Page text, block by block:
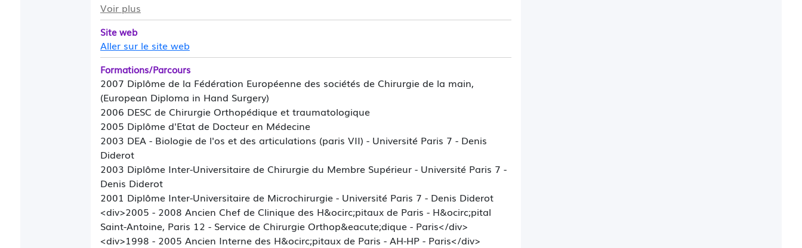
Prise des RDV téléphonique : 01.46.74.37.10 Secrétariat : 01.46.74.41.45
Voir plus
Site web
Aller sur le site web
Formations/Parcours
2007 Diplôme de la Fédération Européenne des sociétés de Chirurgie de la main,
(European Diploma in Hand Surgery)
2006 DESC de Chirurgie Orthopédique et traumatologique
2005 Diplôme d'Etat de Docteur en Médecine
2003 DEA - Biologie de l'os et des articulations (paris VII) - Université Paris 7 - Denis
Diderot
2003 Diplôme Inter-Universitaire de Chirurgie du Membre Supérieur - Université Paris 7 -
Denis Diderot
2001 Diplôme Inter-Universitaire de Microchirurgie - Université Paris 7 - Denis Diderot
<div>2005 - 2008 Ancien Chef de Clinique des H&ocirc;pitaux de Paris - H&ocirc;pital
Saint-Antoine, Paris 12 - Service de Chirurgie Orthop&eacute;dique - Paris</div>
<div>1998 - 2005 Ancien Interne des H&ocirc;pitaux de Paris - AH-HP - Paris</div>